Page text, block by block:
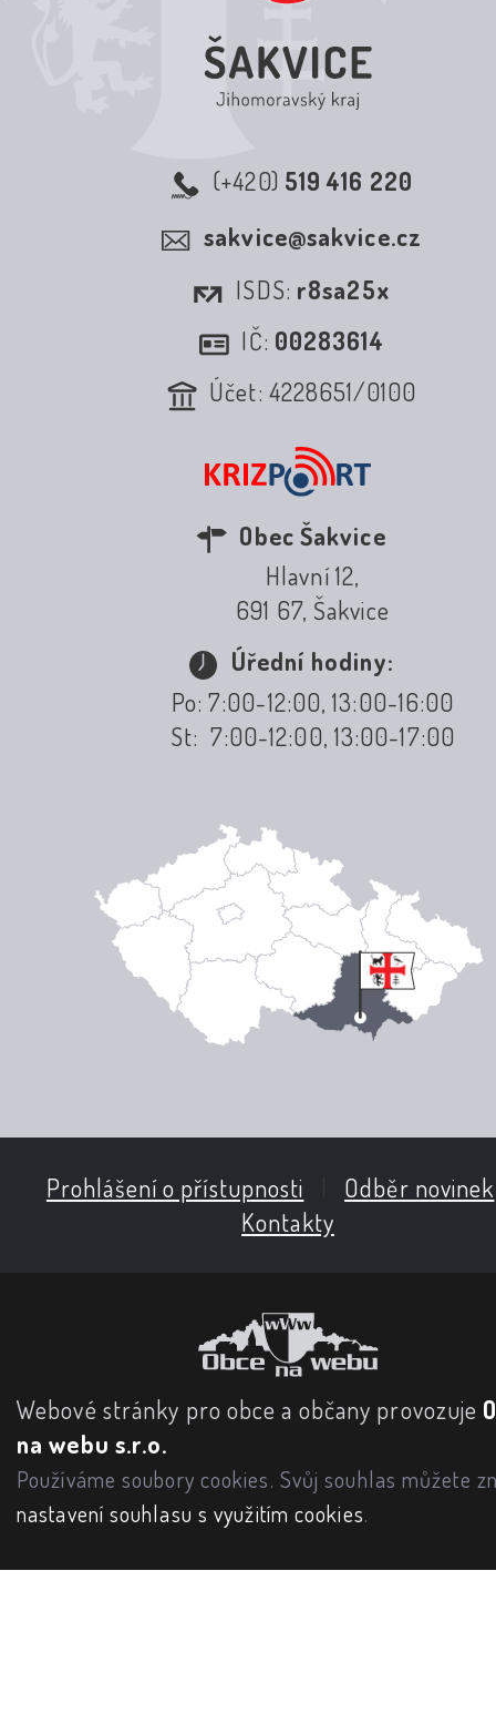
(+420) 519 416 220
sakvice@sakvice.cz
ISDS: r8sa25x
IČ: 00283614
Účet: 4228651/0100
Obec Šakvice
Hlavní 12,
691 67, Šakvice
Úřední hodiny:
Po: 7:00-12:00, 13:00-16:00
St: 7:00-12:00, 13:00-17:00
Prohlášení o přístupnosti Odběr novinek
Kontakty
Webové stránky pro obce a občany provozuje
na webu s.r.o.
Používáme soubory cookies. Svůj souhlas můžete
nastavení souhlasu s využitím cookies.